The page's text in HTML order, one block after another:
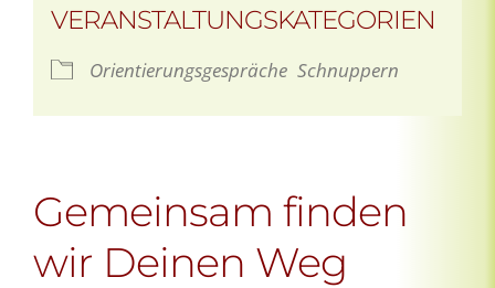
VERANSTALTUNGSKATEGORIEN
Orientierungsgespräche Schnuppern
Gemeinsam finden
wir Deinen Weg